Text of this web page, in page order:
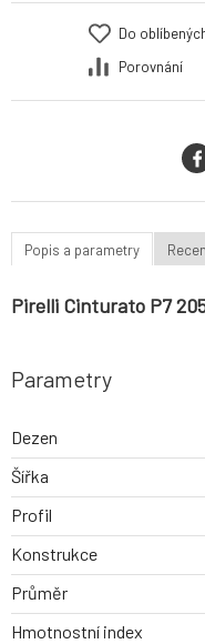
Do
Porovnání
Popis a parametry
Pirelli Cinturato P7
Parametry
Dezen
Šířka
Profil
Konstrukce
Průměr
Hmotnostní index